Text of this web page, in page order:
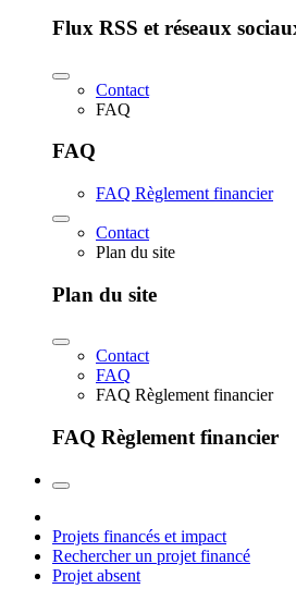
Flux RSS et réseaux
Contact
FAQ
FAQ
FAQ Règlement financier
Contact
Plan du site
Plan du site
Contact
FAQ
FAQ Règlement financier
FAQ Règlement financier
Projets financés et impact
Rechercher un projet financé
Projet absent